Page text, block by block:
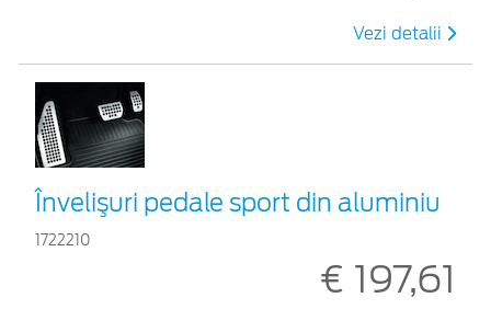
Vezi detalii
Învelişuri pedale sport din aluminiu
1722210
€ 197,61